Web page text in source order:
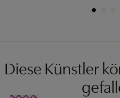
Diese Künstler